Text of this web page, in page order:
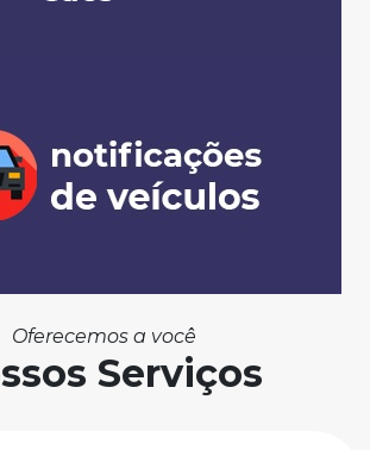
Oferecemos a você
Serviços